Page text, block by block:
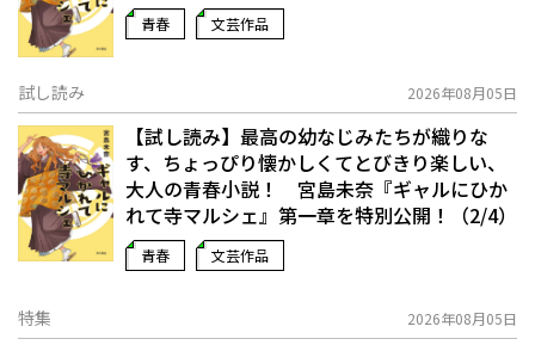
青春 文芸作品
試し読み 2026年08月05日
【試し読み】最高の幼なじみたちが織りな
す、ちょっぴり懐かしくてとびきり楽しい、
大人の青春小説！ 宮島未奈『ギャルにひか
れて寺マルシェ』第一章を特別公開！（2/4）
青春 文芸作品
特集 2026年08月05日